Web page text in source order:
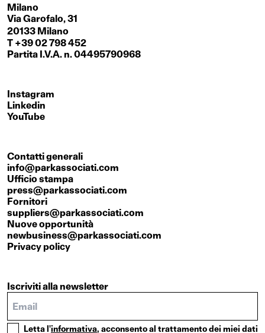
Milano
Via Garofalo, 31
20133 Milano
T +39 02 798 452
Partita I.V.A. n. 04495790968
Instagram
Linkedin
YouTube
Contatti generali
info@parkassociati.com
Ufficio stampa
press@parkassociati.com
Fornitori
suppliers@parkassociati.com
Nuove opportunità
newbusiness@parkassociati.com
Privacy policy
Iscriviti alla newsletter
Letta l'informativa, acconsento al trattamento dei miei dati